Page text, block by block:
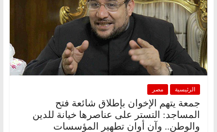
الرئيسية مصر
جمعة يتهم الإخوان بإطلاق شائعة فتح
المساجد: التستر على عناصرها خيانة للدين
والوطن.. وآن أوان تطهير المؤسسات